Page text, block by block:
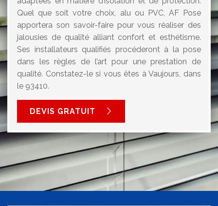
Quel que soit votre choix, alu ou PVC, AF Pose
apportera son savoir-faire pour vous réaliser des
jalousies de qualité alliant confort et esthétisme.
Ses installateurs qualifiés procéderont à la pose
dans les règles de l’art pour une prestation de
qualité. Constatez-le si vous êtes à Vaujours, dans
le 93410.
DEVIS GRATUIT